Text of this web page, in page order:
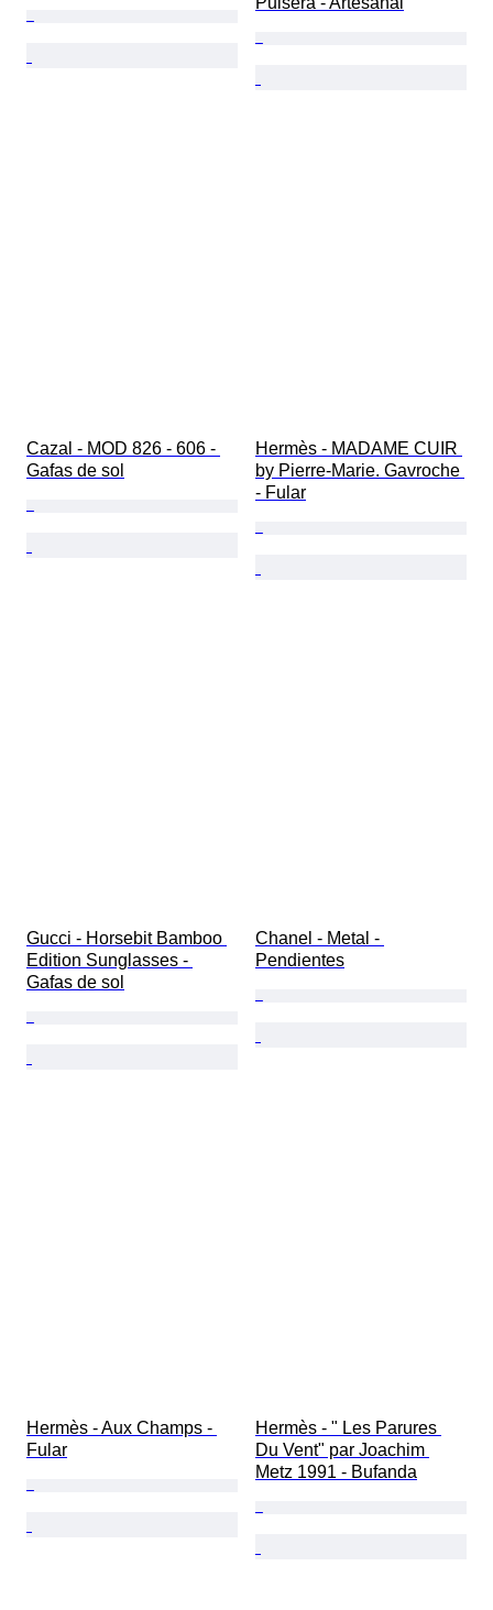
Cazal - MOD 826 - 606 -
Gafas de sol
Hermès - MADAME CUIR
by Pierre-Marie. Gavroche
- Fular
Gucci - Horsebit Bamboo
Edition Sunglasses -
Gafas de sol
Chanel - Metal -
Pendientes
Hermès - Aux Champs -
Fular
Hermès - " Les Parures
Du Vent" par Joachim
Metz 1991 - Bufanda